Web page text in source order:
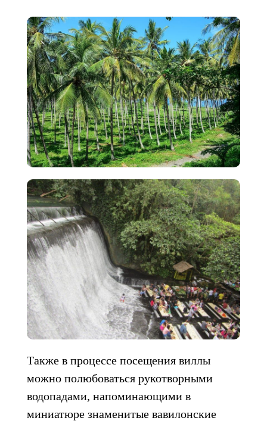
Также в процессе посещения виллы
можно полюбоваться рукотворными
водопадами, напоминающими в
миниатюре знаменитые вавилонские